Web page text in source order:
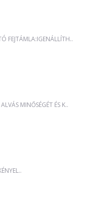
FEJTÁMLA:IGENÁLLÍTH..
MINŐSÉGÉT ÉS K..